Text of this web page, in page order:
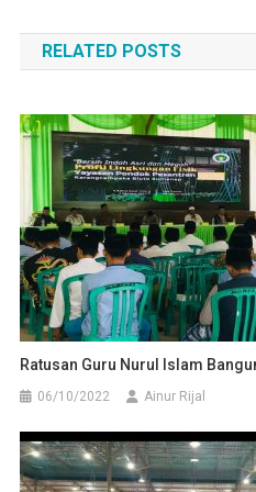
pos
RELATED POSTS
Ratusan Guru Nurul Islam
06/10/2022 Ainur Rijal